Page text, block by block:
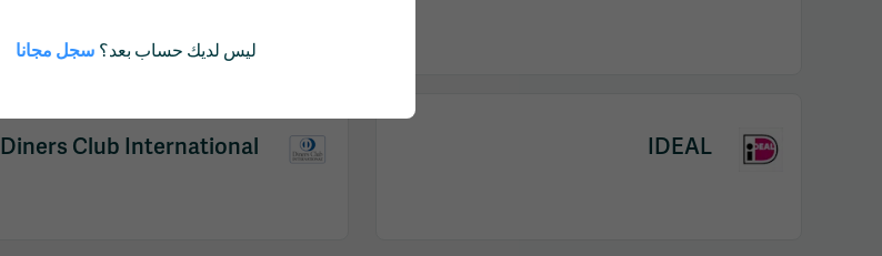
ليس لديك حساب بعد؟ سجل مجانا
IDEAL
Diners Club International